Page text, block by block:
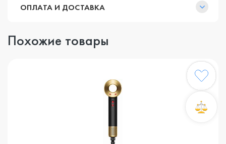
ОПЛАТА И ДОСТАВКА
Похожие товары